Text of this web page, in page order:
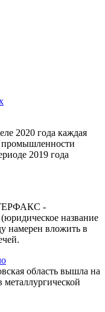
2020 года каждая
промышленности
2019 года
-
название
намерен вложить в
область вышла на
металлургической